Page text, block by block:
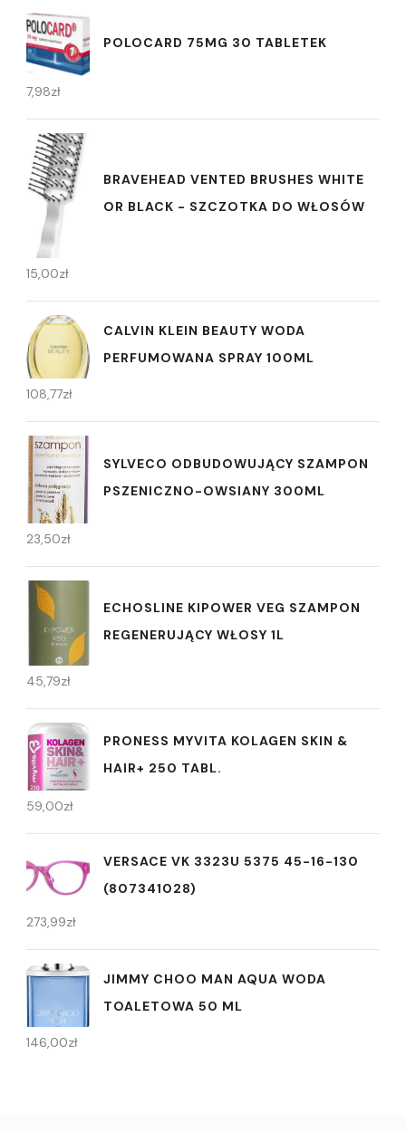
POLOCARD 75MG 30 TABLETEK
7,98zł
BRAVEHEAD VENTED BRUSHES WHITE
OR BLACK - SZCZOTKA DO WŁOSÓW
15,00zł
CALVIN KLEIN BEAUTY WODA
PERFUMOWANA SPRAY 100ML
108,77zł
SYLVECO ODBUDOWUJĄCY SZAMPON
PSZENICZNO-OWSIANY 300ML
23,50zł
ECHOSLINE KIPOWER VEG SZAMPON
REGENERUJĄCY WŁOSY 1L
45,79zł
PRONESS MYVITA KOLAGEN SKIN &
HAIR+ 250 TABL.
59,00zł
VERSACE VK 3323U 5375 45-16-130
(807341028)
273,99zł
JIMMY CHOO MAN AQUA WODA
TOALETOWA 50 ML
146,00zł